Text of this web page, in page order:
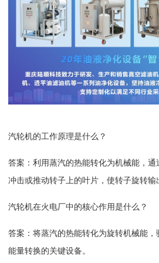
汽轮机的工作原理是什么？
答案：利用蒸汽的热能转化为机械能，通
冲击或推动转子上的叶片，使转子旋转输
汽轮机在火电厂中的核心作用是什么？
答案：将蒸汽的热能转化为旋转机械能
能量转换的关键设备。